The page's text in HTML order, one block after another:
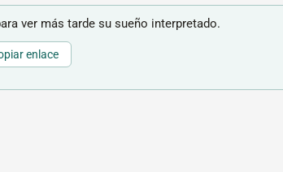
ver más tarde su sueño interpretado.
enlace